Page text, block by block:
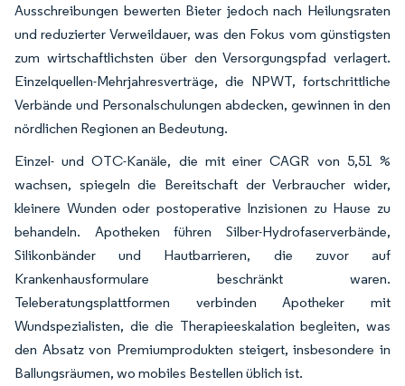
Ausschreibungen bewerten Bieter jedoch nach Heilungsraten
und reduzierter Verweildauer, was den Fokus vom günstigsten
zum wirtschaftlichsten über den Versorgungspfad verlagert.
Einzelquellen-Mehrjahresverträge, die NPWT, fortschrittliche
Verbände und Personalschulungen abdecken, gewinnen in den
nördlichen Regionen an Bedeutung.
Einzel- und OTC-Kanäle, die mit einer CAGR von 5,51 %
wachsen, spiegeln die Bereitschaft der Verbraucher wider,
kleinere Wunden oder postoperative Inzisionen zu Hause zu
behandeln. Apotheken führen Silber-Hydrofaserverbände,
Silikonbänder und Hautbarrieren, die zuvor auf
Krankenhausformulare beschränkt waren.
Teleberatungsplattformen verbinden Apotheker mit
Wundspezialisten, die die Therapieeskalation begleiten, was
den Absatz von Premiumprodukten steigert, insbesondere in
Ballungsräumen, wo mobiles Bestellen üblich ist.